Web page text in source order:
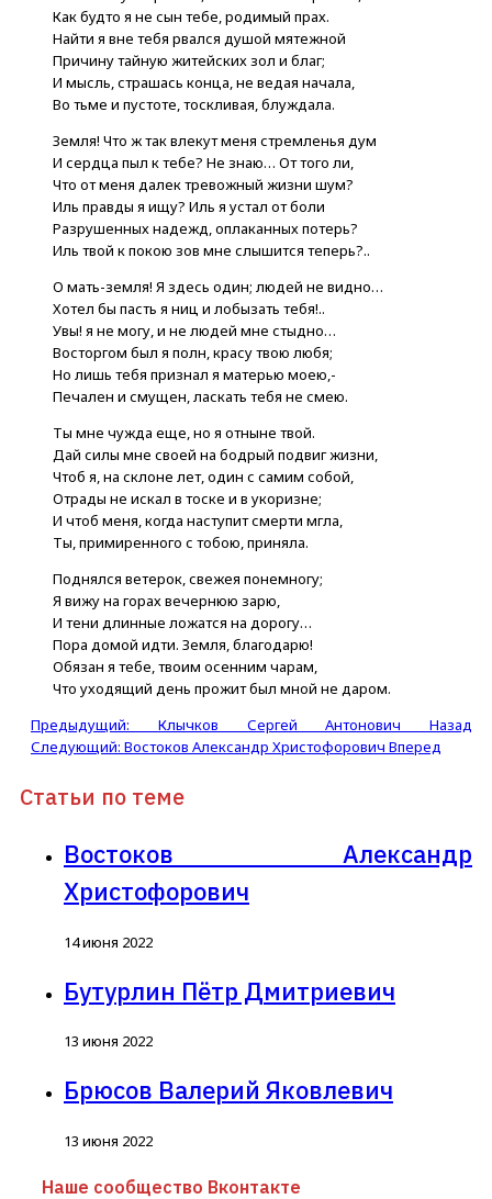
Как будто я не сын тебе, родимый прах.
Найти я вне тебя рвался душой мятежной
Причину тайную житейских зол и благ;
И мысль, страшась конца, не ведая начала,
Во тьме и пустоте, тоскливая, блуждала.
Земля! Что ж так влекут меня стремленья дум
И сердца пыл к тебе? Не знаю… От того ли,
Что от меня далек тревожный жизни шум?
Иль правды я ищу? Иль я устал от боли
Разрушенных надежд, оплаканных потерь?
Иль твой к покою зов мне слышится теперь?..
О мать-земля! Я здесь один; людей не видно…
Хотел бы пасть я ниц и лобызать тебя!..
Увы! я не могу, и не людей мне стыдно…
Восторгом был я полн, красу твою любя;
Но лишь тебя признал я матерью моею,-
Печален и смущен, ласкать тебя не смею.
Ты мне чужда еще, но я отныне твой.
Дай силы мне своей на бодрый подвиг жизни,
Чтоб я, на склоне лет, один с самим собой,
Отрады не искал в тоске и в укоризне;
И чтоб меня, когда наступит смерти мгла,
Ты, примиренного с тобою, приняла.
Поднялся ветерок, свежея понемногу;
Я вижу на горах вечернюю зарю,
И тени длинные ложатся на дорогу…
Пора домой идти. Земля, благодарю!
Обязан я тебе, твоим осенним чарам,
Что уходящий день прожит был мной не даром.
Предыдущий: Клычков Сергей Антонович Назад
Следующий: Востоков Александр Христофорович Вперед
Статьи по теме
Востоков Александр
Христофорович
14 июня 2022
Бутурлин Пётр Дмитриевич
13 июня 2022
Брюсов Валерий Яковлевич
13 июня 2022
Наше сообщество Вконтакте